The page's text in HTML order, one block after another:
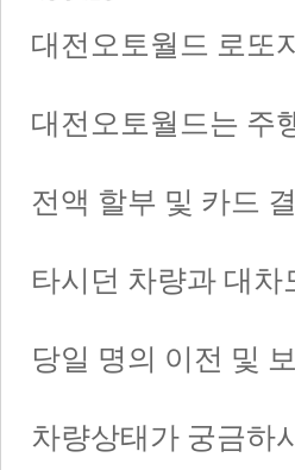
대전오토월드 로또
대전오토월드는 주
전액 할부 및 카드
타시던 차량과 대
당일 명의 이전 및
차량상태가 궁금하